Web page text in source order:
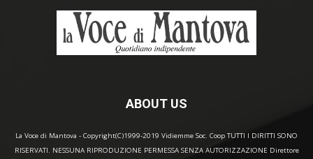
ABOUT US
La Voce di Mantova - Copyright(C)1999-2019 Vidiemme Soc. Coop TUTTI I DIRITTI SONO
RISERVATI. NESSUNA RIPRODUZIONE PERMESSA SENZA AUTORIZZAZIONE Direttore